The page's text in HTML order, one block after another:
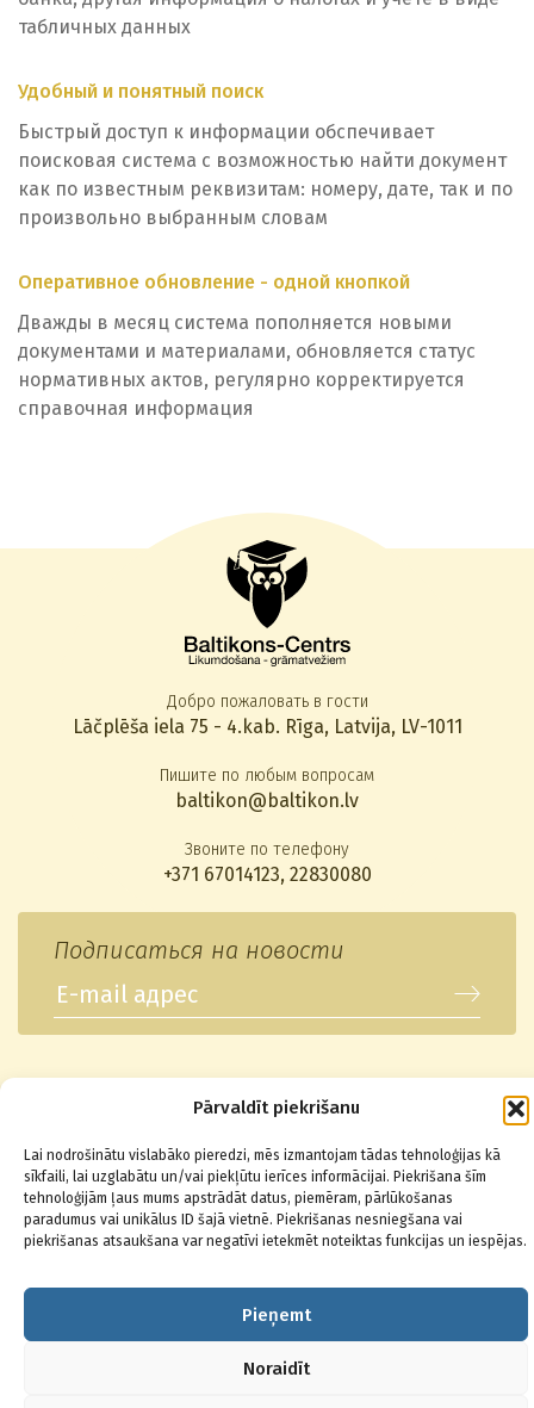
Pārvaldīt piekrišanu
Lai nodrošinātu vislabāko pieredzi, mēs izmantojam tādas tehnoloģijas kā
sīkfaili, lai uzglabātu un/vai piekļūtu ierīces informācijai. Piekrišana šīm
tehnoloģijām ļaus mums apstrādāt datus, piemēram, pārlūkošanas
paradumus vai unikālus ID šajā vietnē. Piekrišanas nesniegšana vai
piekrišanas atsaukšana var negatīvi ietekmēt noteiktas funkcijas un iespējas.
Pieņemt
Noraidīt
табличных данных
Удобный и понятный поиск
Быстрый доступ к информации обспечивает
поисковая система с возможностью найти документ
как по известным реквизитам: номеру, дате, так и по
произвольно выбранным словам
Оперативное обновление - одной кнопкой
Дважды в месяц система пополняется новыми
документами и материалами, обновляется статус
нормативных актов, регулярно корректируется
справочная информация
Добро пожаловать в гости
Lāčplēša iela 75 - 4.kab. Rīga, Latvija, LV-1011
Пишите по любым вопросам
baltikon@baltikon.lv
Звоните по телефону
+371 67014123, 22830080
Подписаться на новости